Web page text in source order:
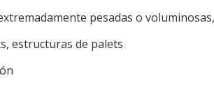
pesadas o
estructuras de palets